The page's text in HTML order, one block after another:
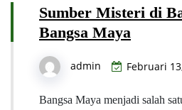
Sumber Misteri di
Bangsa Maya
admin Februari
Bangsa Maya menjadi salah